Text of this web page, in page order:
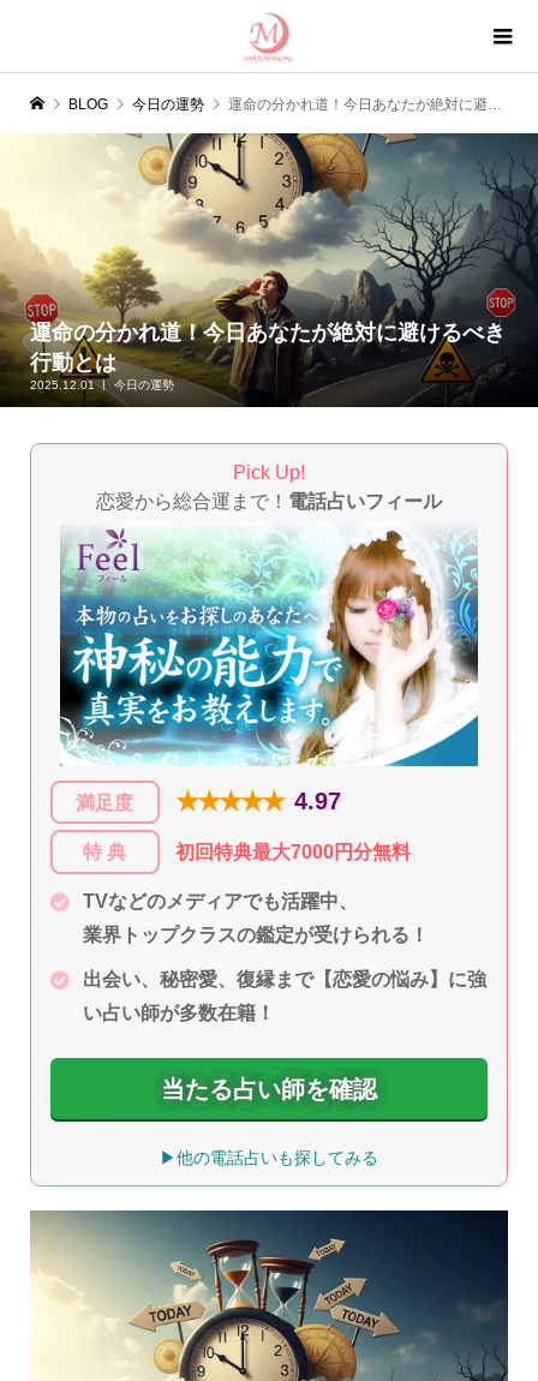
BLOG 今日の運勢 運命の分かれ道！今日あなたが絶対に避けるべき行動とは
運命の分かれ道！今日あなたが絶対に避けるべき
行動とは
2025.12.01 今日の運勢
Pick Up!
恋愛から総合運まで！ 電話占いフィール
満足度 ★★★★★ 4.97
特 典 初回特典最大7000円分無料
TVなどのメディアでも活躍中、
業界トップクラスの鑑定が受けられる！
出会い、秘密愛、復縁まで【恋愛の悩み】に強
い占い師が多数在籍！
当たる占い師を確認
▶他の電話占いも探してみる